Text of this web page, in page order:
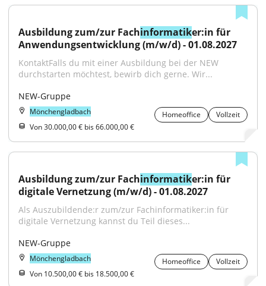
Ausbildung zum/zur Fachinformatiker:in für
Anwendungsentwicklung (m/w/d) - 01.08.2027
KontaktFalls du mit einer Ausbildung bei der NEW
durchstarten möchtest, bewirb dich gerne. Wir...
NEW-Gruppe
Mönchengladbach Homeoffice
Vollzeit
Von 30.000,00 € bis 66.000,00 €
Ausbildung zum/zur Fachinformatiker:in für
digitale Vernetzung (m/w/d) - 01.08.2027
Als Auszubildende:r zum/zur Fachinformatiker:in für
digitale Vernetzung kannst du Teil dieses...
NEW-Gruppe
Mönchengladbach Homeoffice
Vollzeit
Von 10.500,00 € bis 18.500,00 €